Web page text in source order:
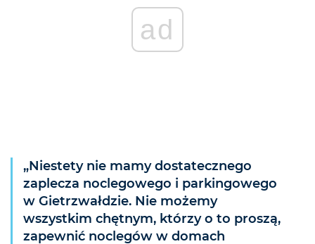
ad
„Niestety nie mamy dostatecznego
zaplecza noclegowego i parkingowego
w Gietrzwałdzie. Nie możemy
wszystkim chętnym, którzy o to proszą,
zapewnić noclegów w domach